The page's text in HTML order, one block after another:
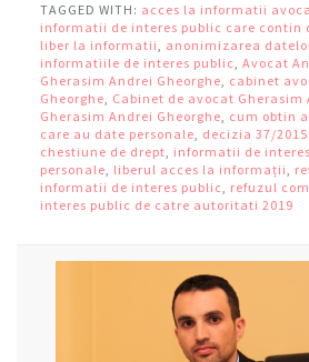
TAGGED WITH: acces la informatii
informatii de interes public care contin
liber la informatii, anonimizarea
informatiile de interes public, Avocat
Gherasim Andrei Gheorghe, cabinet
Gheorghe, Cabinet de avocat Gherasim
Gherasim Andrei Gheorghe, cum obtin
care au date personale, decizia 37/2015
chestiune de drept, informatii de
personale, liberul acces la informații,
informatii de interes public, refuzul
interes public de catre autoritati 2019